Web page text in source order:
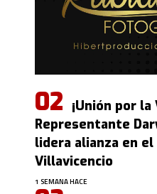
¡Unión por
Representante
lidera alianza en el
Villavicencio
1 SEMANA HACE